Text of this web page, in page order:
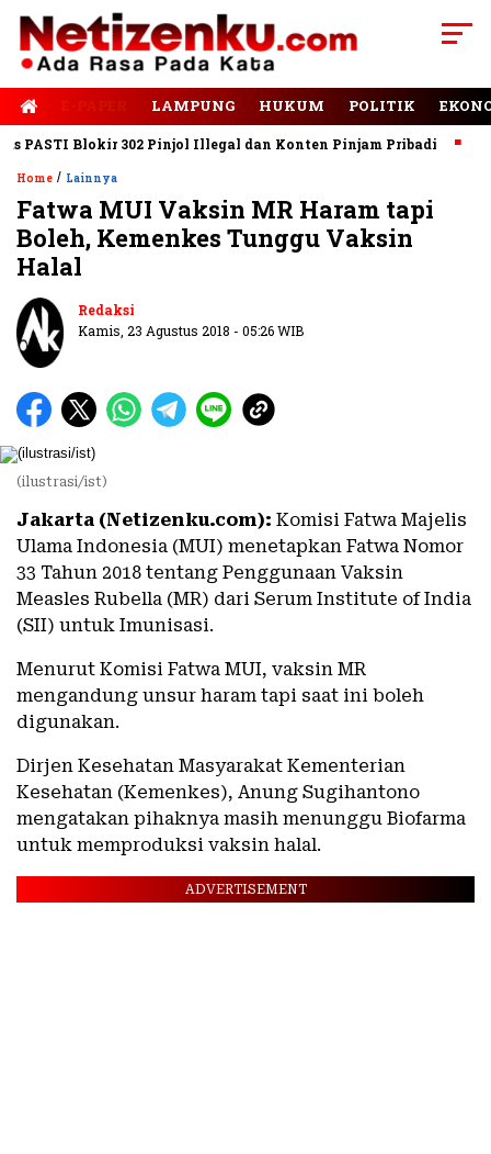
LAMPUNG HUKUM POLITIK
Blokir 302 Pinjol Illegal dan Konten Pinjam Pribadi
Home / Lainnya
Fatwa MUI Vaksin MR Haram tapi
Boleh, Kemenkes Tunggu Vaksin
Halal
Redaksi
Kamis, 23 Agustus 2018 - 05:26 WIB
(ilustrasi/ist)
Jakarta (Netizenku.com): Komisi Fatwa Majelis
Ulama Indonesia (MUI) menetapkan Fatwa Nomor
33 Tahun 2018 tentang Penggunaan Vaksin
Measles Rubella (MR) dari Serum Institute of India
(SII) untuk Imunisasi.
Menurut Komisi Fatwa MUI, vaksin MR
mengandung unsur haram tapi saat ini boleh
digunakan.
Dirjen Kesehatan Masyarakat Kementerian
Kesehatan (Kemenkes), Anung Sugihantono
mengatakan pihaknya masih menunggu Biofarma
untuk memproduksi vaksin halal.
ADVERTISEMENT